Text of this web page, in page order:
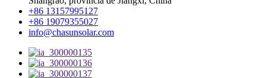
+86 13157995127
+86 19079355027
info@chasunsolar.com